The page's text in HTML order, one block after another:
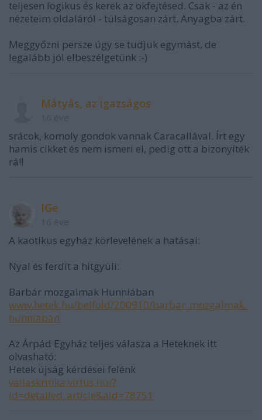
teljesen logikus és kerek az okfejtésed. Csak - az én
nézeteim oldaláról - túlságosan zárt. Anyagba zárt.
Meggyőzni persze úgy se tudjuk egymást, de
legalább jól elbeszélgetünk :-)
Mátyás, az igazságos
srácok, komoly gondok vannak Caracallával. Írt egy
hamis cikket és nem ismeri el, pedig ott a bizonyíték
rá!!
IGe
A kaotikus egyház körlevelének a hatásai:
Nyal és ferdít a hitgyüli:
Barbár mozgalmak Hunniában
www.hetek.hu/belfold/200910/barbar_mozgalmak_
hunniaban
Az Árpád Egyház teljes válasza a Heteknek itt
olvasható:
Hetek újság kérdései felénk
vallaskritika.virtus.hu/?
id=detailed_article&aid=78751